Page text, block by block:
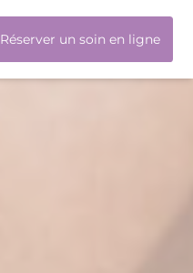
Réserver un soin en ligne